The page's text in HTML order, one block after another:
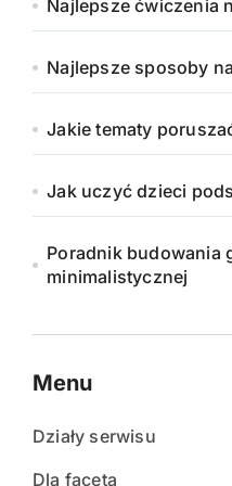
Najlepsze ćwiczenia
Najlepsze sposoby
Jakie tematy
Jak uczyć dzieci
Poradnik budowania
minimalistycznej
Menu
Działy serwisu
Dla faceta